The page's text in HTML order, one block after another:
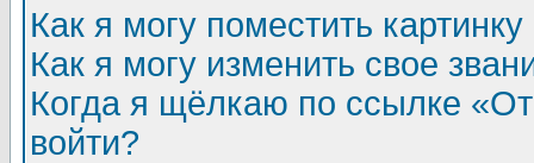
Как я могу поместить
Как я могу изменить свое
Когда я щёлкаю по ссылке
войти?